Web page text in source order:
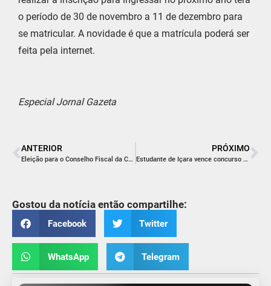
o período de 30 de novembro a 11 de dezembro para
se matricular. A novidade é que a matrícula poderá ser
feita pela internet.
Especial Jornal Gazeta
ANTERIOR
Eleição para o Conselho Fiscal da Cooperaliança movimenta possíveis candidatos
PRÓXIMO
Estudante de Içara vence concurso sobre meio ambiente
Gostou da notícia então compartilhe:
Facebook Twitter
WhatsApp Telegram